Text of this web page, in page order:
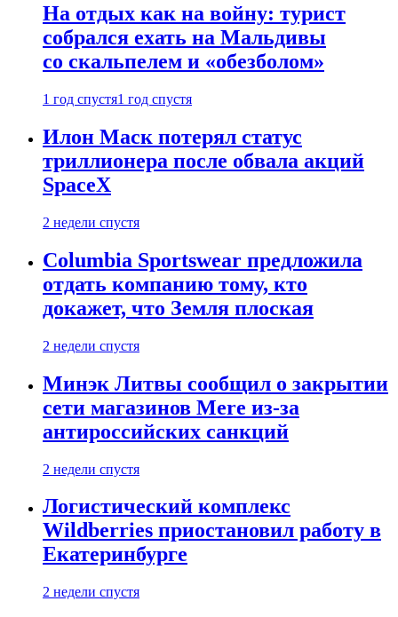
На отдых как на войну: турист
собрался ехать на Мальдивы
со скальпелем и «обезболом»
1 год спустя1 год спустя
Илон Маск потерял статус
триллионера после обвала акций
SpaceX
2 недели спустя
Columbia Sportswear предложила
отдать компанию тому, кто
докажет, что Земля плоская
2 недели спустя
Минэк Литвы сообщил о закрытии
сети магазинов Mere из-за
антироссийских санкций
2 недели спустя
Логистический комплекс
Wildberries приостановил работу в
Екатеринбурге
2 недели спустя